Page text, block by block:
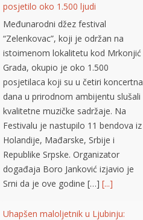
posjetilo oko 1.500 ljudi
Međunarodni džez festival
“Zelenkovac”, koji je održan na
istoimenom lokalitetu kod Mrkonjić
Grada, okupio je oko 1.500
posjetilaca koji su u četiri koncertna
dana u prirodnom ambijentu slušali
kvalitetne muzičke sadržaje. Na
Festivalu je nastupilo 11 bendova iz
Holandije, Mađarske, Srbije i
Republike Srpske. Organizator
događaja Boro Јanković izjavio je
Srni da je ove godine […] [...]
Uhapšen maloljetnik u Ljubinju: